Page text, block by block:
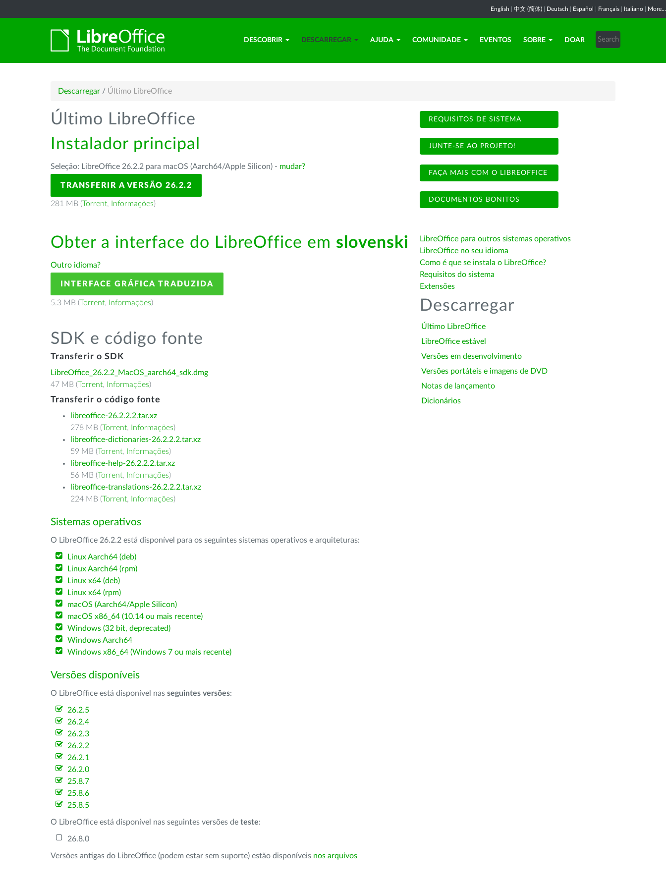
English 中文 (简体) Deutsch Español Français Italiano More...
DESCOBRIR DESCARREGAR AJUDA COMUNIDADE EVENTOS SOBRE DOAR
Descarregar / Último LibreOffice
Último LibreOffice
Instalador principal
Seleção: LibreOffice 26.2.2 para macOS (Aarch64/Apple Silicon) - mudar?
TRANSFERIR A VERSÃO 26.2.2
281 MB (Torrent, Informações)
Obter a interface do LibreOffice em slovenski
Outro idioma?
INTERFACE GRÁFICA TRADUZIDA
5.3 MB (Torrent, Informações)
SDK e código fonte
Transferir o SDK
LibreOffice_26.2.2_MacOS_aarch64_sdk.dmg
47 MB (Torrent, Informações)
Transferir o código fonte
libreoffice-26.2.2.2.tar.xz
278 MB (Torrent, Informações)
libreoffice-dictionaries-26.2.2.2.tar.xz
59 MB (Torrent, Informações)
libreoffice-help-26.2.2.2.tar.xz
56 MB (Torrent, Informações)
libreoffice-translations-26.2.2.2.tar.xz
224 MB (Torrent, Informações)
Sistemas operativos
O LibreOffice 26.2.2 está disponível para os seguintes sistemas operativos e arquiteturas:
Linux Aarch64 (deb)
Linux Aarch64 (rpm)
Linux x64 (deb)
Linux x64 (rpm)
macOS (Aarch64/Apple Silicon)
macOS x86_64 (10.14 ou mais recente)
Windows (32 bit, deprecated)
Windows Aarch64
Windows x86_64 (Windows 7 ou mais recente)
Versões disponíveis
O LibreOffice está disponível nas seguintes versões:
26.2.5
26.2.4
26.2.3
26.2.2
26.2.1
26.2.0
25.8.7
25.8.6
25.8.5
O LibreOffice está disponível nas seguintes versões de teste:
26.8.0
Versões antigas do LibreOffice (podem estar sem suporte) estão disponíveis nos arquivos
REQUISITOS DE SISTEMA
JUNTE-SE AO PROJETO!
FAÇA MAIS COM O LIBREOFFICE
DOCUMENTOS BONITOS
LibreOffice para outros sistemas operativos
LibreOffice no seu idioma
Como é que se instala o LibreOffice?
Requisitos do sistema
Extensões
Descarregar
Último LibreOffice
LibreOffice estável
Versões em desenvolvimento
Versões portáteis e imagens de DVD
Notas de lançamento
Dicionários